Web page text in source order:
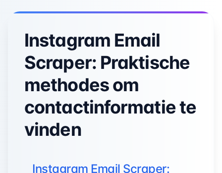
Instagram Email
Scraper: Praktische
methodes om
contactinformatie te
vinden
Instagram Email Scraper: